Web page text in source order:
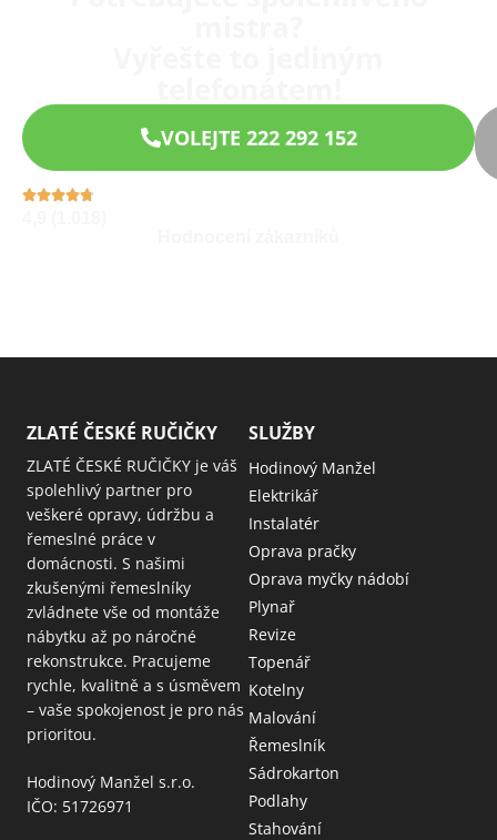
VOLEJTE 222 292 152
ZLATÉ ČESKÉ RUČIČKY
ZLATÉ ČESKÉ RUČIČKY je váš
spolehlivý partner pro
veškeré opravy, údržbu a
řemeslné práce v
domácnosti. S našimi
zkušenými řemeslníky
zvládnete vše od montáže
nábytku až po náročné
rekonstrukce. Pracujeme
rychle, kvalitně a s úsměvem
– vaše spokojenost je pro nás
prioritou.
Hodinový Manžel s.r.o.
IČO: 51726971
SLUŽBY
Hodinový Manžel
Elektrikář
Instalatér
Oprava pračky
Oprava myčky nádobí
Plynař
Revize
Topenář
Kotelny
Malování
Řemeslník
Sádrokarton
Podlahy
Stahování